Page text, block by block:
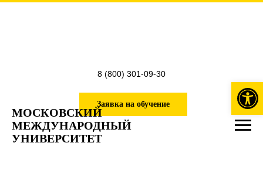
МОСКОВСКИЙ
МЕЖДУНАРОДНЫЙ
УНИВЕРСИТЕТ
8 (800) 301-09-30
Заявка на обучение